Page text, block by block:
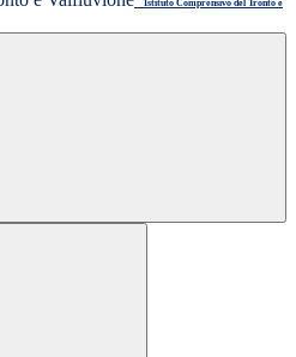
Istituto Comprensivo del Tronto e